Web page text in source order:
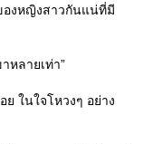
องหญิงสาวกันแน่ที่มี
หลายเท่า”
ในใจโหวงๆ อย่าง